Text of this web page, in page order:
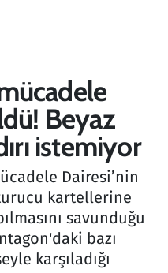
Beyaz
istemiyor
Dairesi’nin
kartellerine
savunduğu
bazı
karşıladığı